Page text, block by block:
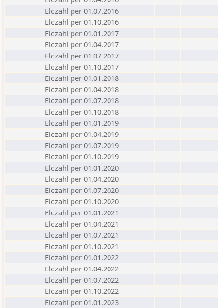
Elozahl per 01.07.2016
Elozahl per 01.10.2016
Elozahl per 01.01.2017
Elozahl per 01.04.2017
Elozahl per 01.07.2017
Elozahl per 01.10.2017
Elozahl per 01.01.2018
Elozahl per 01.04.2018
Elozahl per 01.07.2018
Elozahl per 01.10.2018
Elozahl per 01.01.2019
Elozahl per 01.04.2019
Elozahl per 01.07.2019
Elozahl per 01.10.2019
Elozahl per 01.01.2020
Elozahl per 01.04.2020
Elozahl per 01.07.2020
Elozahl per 01.10.2020
Elozahl per 01.01.2021
Elozahl per 01.04.2021
Elozahl per 01.07.2021
Elozahl per 01.10.2021
Elozahl per 01.01.2022
Elozahl per 01.04.2022
Elozahl per 01.07.2022
Elozahl per 01.10.2022
Elozahl per 01.01.2023